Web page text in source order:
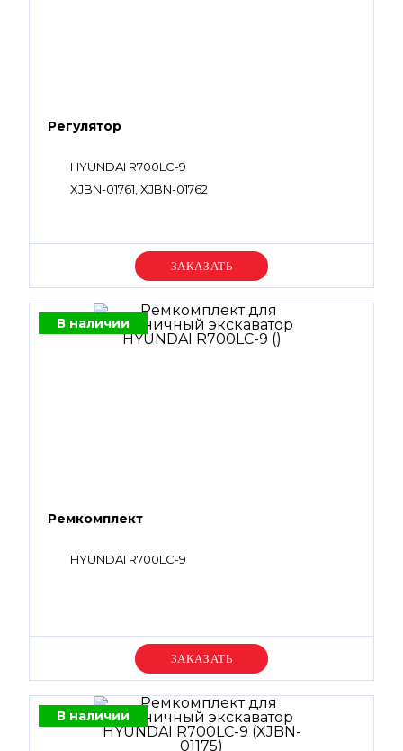
Регулятор
HYUNDAI R700LC-9
XJBN-01761, XJBN-01762
Уточняйте цену
В наличии
Ремкомплект
HYUNDAI R700LC-9
Уточняйте цену
В наличии